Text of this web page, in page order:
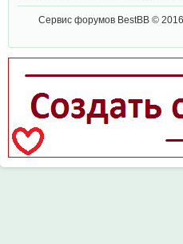
Сервис форумов BestBB ©